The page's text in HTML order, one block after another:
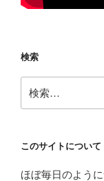
検索
索:
このサイトについて
ほぼ毎日のよう